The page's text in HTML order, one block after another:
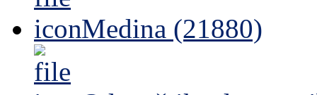
Medina (21880)